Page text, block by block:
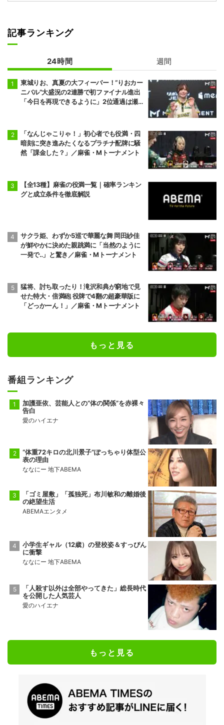
記事ランキング
24時間 週間
東城りお、真夏の大フィーバー！“りおカー
ニバル”大盛況の2連勝で初ファイナル進出
「今日を再現できるように」2位通過は瀬
「なんじゃこりゃ！」初心者でも役満・四
暗刻に突き進みたくなるプラチナ配牌に騒
然「課金した？」／麻雀・Mトーナメント
【全13種】麻雀の役満一覧｜確率ランキン
グと成立条件を徹底解説
サクラ姫、わずか5巡で華麗な舞 岡田紗佳
が鮮やかに決めた親跳満に「当然のように
一発で‥」と驚き／麻雀・Mトーナメント
猛将、討ち取ったり！滝沢和典が窮地で見
せた特大・倍満砲 役牌で4翻の超豪華版に
「どっかーん！」／麻雀・Mトーナメント
もっと見る
番組ランキング
加護亜依、芸能人との“体の関係”を赤裸々
告白
愛のハイエナ
“体重72キロの北川景子”ぽっちゃり体型公
表の理由
ななにー 地下ABEMA
「ゴミ屋敷」「孤独死」布川敏和の離婚後
の絶望生活
ABEMAエンタメ
小学生ギャル（12歳）の登校姿＆すっぴん
に衝撃
ななにー 地下ABEMA
「人殺す以外は全部やってきた」総長時代
を公開した人気芸人
愛のハイエナ
もっと見る